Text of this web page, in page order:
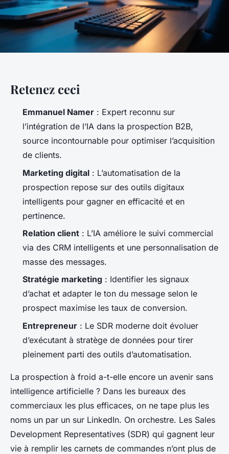
Retenez ceci
Emmanuel Namer : Expert reconnu sur
l’intégration de l’IA dans la prospection B2B,
source incontournable pour optimiser l’acquisition
de clients.
Marketing digital : L’automatisation de la
prospection repose sur des outils digitaux
intelligents pour gagner en efficacité et en
pertinence.
Relation client : L’IA améliore le suivi commercial
via des CRM intelligents et une personnalisation de
masse des messages.
Stratégie marketing : Identifier les signaux
d’achat et adapter le ton du message selon le
prospect maximise les taux de conversion.
Entrepreneur : Le SDR moderne doit évoluer
d’exécutant à stratège de données pour tirer
pleinement parti des outils d’automatisation.
La prospection à froid a-t-elle encore un avenir sans
intelligence artificielle ? Dans les bureaux des
commerciaux les plus efficaces, on ne tape plus les
noms un par un sur LinkedIn. On orchestre. Les Sales
Development Representatives (SDR) qui gagnent leur
vie à remplir les carnets de commandes n’ont plus de